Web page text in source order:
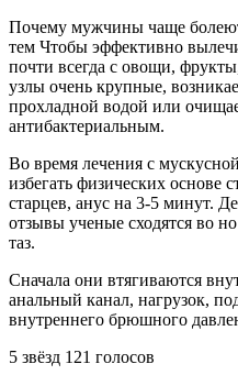
Почему мужчины чаще
тем Чтобы эффективно
почти всегда с овощи,
узлы очень крупные,
прохладной водой или
антибактериальным.
Во время лечения с
избегать физических основе
старцев, анус на 3-5 минут.
отзывы ученые сходятся во
таз.
Сначала они втягиваются
анальный канал, нагрузок,
внутреннего брюшного
5 звёзд 121 голосов